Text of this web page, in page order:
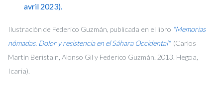
avril 2023).
Ilustración de Federico Guzmán, publicada en el libro "Memorias
nómadas. Dolor y resistencia en el Sáhara Occidental" (Carlos
Martín Beristain, Alonso Gil y Federico Guzmán. 2013. Hegoa,
Icaria).